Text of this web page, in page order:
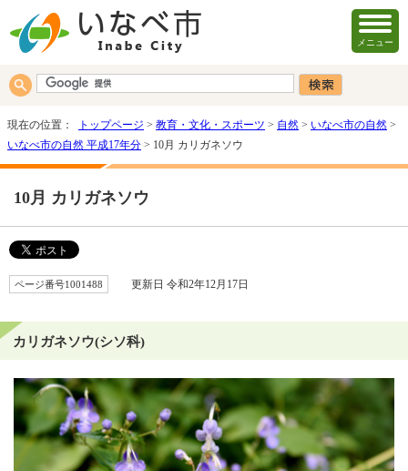
メニュー
現在の位置： トップページ > 教育・文化・スポーツ > 自然 > いなべ市の自然 >
いなべ市の自然 平成17年分 > 10月 カリガネソウ
10月 カリガネソウ
ページ番号1001488 更新日 令和2年12月17日
カリガネソウ(シソ科)